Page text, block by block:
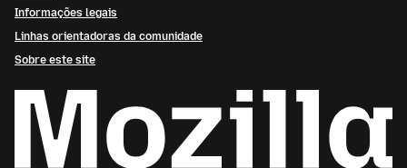
Informações legais
Linhas orientadoras da comunidade
Sobre este site